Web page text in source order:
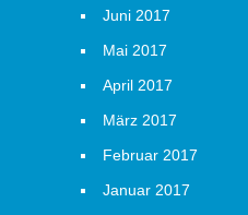
Juni 2017
Mai 2017
April 2017
März 2017
Februar 2017
Januar 2017